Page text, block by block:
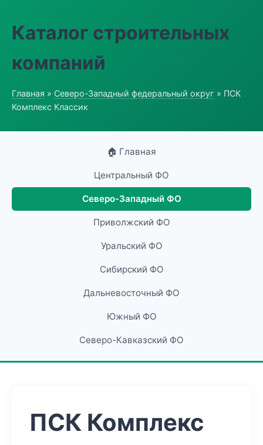
Каталог строительных
компаний
Главная » Северо-Западный федеральный округ » ПСК
Комплекс Классик
🏠 Главная
Центральный ФО
Северо-Западный ФО
Приволжский ФО
Уральский ФО
Сибирский ФО
Дальневосточный ФО
Южный ФО
Северо-Кавказский ФО
ПСК Комплекс